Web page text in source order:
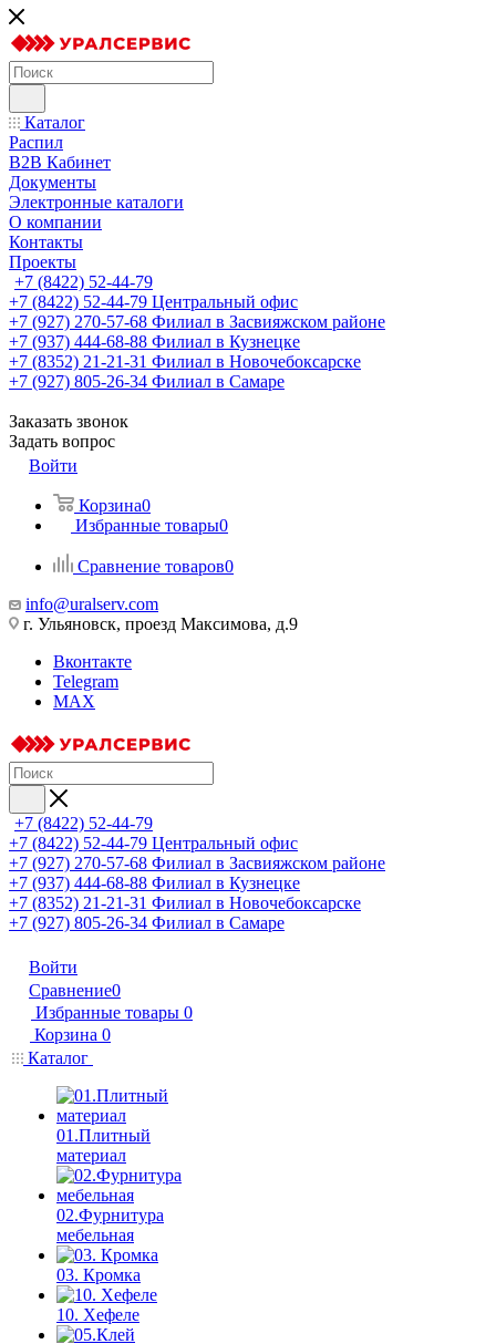
Каталог
Распил
B2B Кабинет
Документы
Электронные каталоги
О компании
Контакты
Проекты
+7 (8422) 52-44-79
+7 (8422) 52-44-79 Центральный офис
+7 (927) 270-57-68 Филиал в Засвияжском районе
+7 (937) 444-68-88 Филиал в Кузнецке
+7 (8352) 21-21-31 Филиал в Новочебоксарске
+7 (927) 805-26-34 Филиал в Самаре
Заказать звонок
Задать вопрос
Войти
Корзина0
Избранные товары0
Сравнение товаров0
info@uralserv.com
г. Ульяновск, проезд Максимова, д.9
Вконтакте
Telegram
MAX
+7 (8422) 52-44-79
+7 (8422) 52-44-79 Центральный офис
+7 (927) 270-57-68 Филиал в Засвияжском районе
+7 (937) 444-68-88 Филиал в Кузнецке
+7 (8352) 21-21-31 Филиал в Новочебоксарске
+7 (927) 805-26-34 Филиал в Самаре
Войти
Сравнение0
Избранные товары 0
Корзина 0
Каталог
01.Плитный
материал
02.Фурнитура
мебельная
03. Кромка
10. Хефеле